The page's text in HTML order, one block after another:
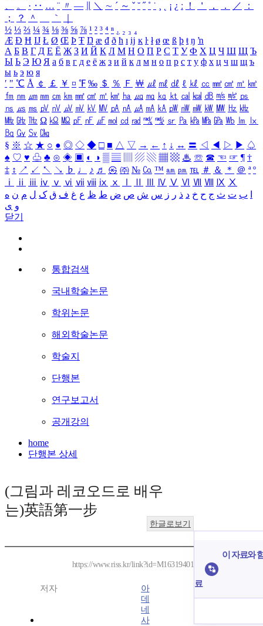
、
。 · ‥ … ¨ 〃 ― ＼ ∼ ´ ～ ˇ ˘ ˝ ˚ ˙ ¸ ¡ ¿ ː ！ ＇ ， ． ／
：
；
？ ＾ ｀
½ ⅓ ⅔ ¼ ¾ ⅛ ⅜ ⅝ ⅞ ¹ ² ³ ⁴ ⁿ ₁ ₂ ₃ ₄
Æ Ð Ħ Ĳ Ł Ø Œ Þ Ŧ Ŋ æ đ ð ħ ı ĳ ĸ ŀ ł ø œ ß þ ŧ ŋ ŉ
А Б В Г Д Е Ё Ж З И Й К Л М Н О П Р С Т У Ф Х Ц Ч Ш Щ Ъ
Ы Ь Э Ю Я а б в г д е ё ж з и й к л м н о п р с т у ф х ц ч ш щ ъ
ы ь э ю я
′ ″ ℃ Å ￠ ￡ ￥ ¤ ℉ ‰ ＄ ％ Ｆ ￦ ㎕ ㎖ ㎗ ℓ ㎘ ㏄ ㎣ ㎤ ㎥ ㎦
㎙ ㎚ ㎛ ㎜ ㎝ ㎞ ㎟ ㎠ ㎡ ㎢ ㏊ ㎍ ㎎ ㎏ ㏏ ㎈ ㎉ ㏈ ㎧ ㎨ ㎰
㎱ ㎲ ㎳ ㎴ ㎵ ㎶ ㎷ ㎸ ㎹ ㎀ ㎁ ㎂ ㎃ ㎄ ㎺ ㎻ ㎽ ㎾ ㎿ ㎐ ㎑
㎒ ㎓ ㎔ Ω ㏀ ㏁ ㎊ ㎋ ㎌ ㏖ ㏅ ㎭ ㎮ ㎯ ㏛ ㎩ ㎪ ㎫ ㎬ ㏝ ㏐
㏓
㏃ ㏉ ㏜ ㏆
§ ※ ☆ ★ ○ ● ◎ ◇ ◆ □ ■ △ ▽ → ← ↑ ↓ ↔ 〓 ◁ ◀ ▷ ▶ ♤
♠ ♡ ♥ ♧ ♣ ⊙ ◈ ▣ ◐ ◑ ▒ ▤ ▨ ▧ ▦ ▩ ♨ ☏ ☎ ☜ ☞ ¶ †
‡ ↕ ↗ ↙ ↖ ↘ ♭ ♩ ♪ ♬ ㉿ ㈜ № ㏇ ™ ㏂ ㏘ ℡ ＃ ＆ ＊ ＠ ª º
ⅰ
ⅱ ⅲ ⅳ ⅴ ⅵ ⅶ ⅷ ⅸ ⅹ Ⅳ Ⅴ Ⅵ Ⅶ Ⅷ Ⅸ Ⅹ
ب ت ث ج ح خ د ذ ر ز س ش ص ض ط ظ ع غ ف ق ک ل م ن ه
و ی
닫기
통합검색
국내학술논문
학위논문
해외학술논문
학술지
단행본
연구보고서
공개강의
home
단행본 상세
(그림과 레코오드로 배우
는)英語第一步
한글로보기
https://www.riss.kr/link?id=M16319401
저자
아
데
네
사
이 자료와
료